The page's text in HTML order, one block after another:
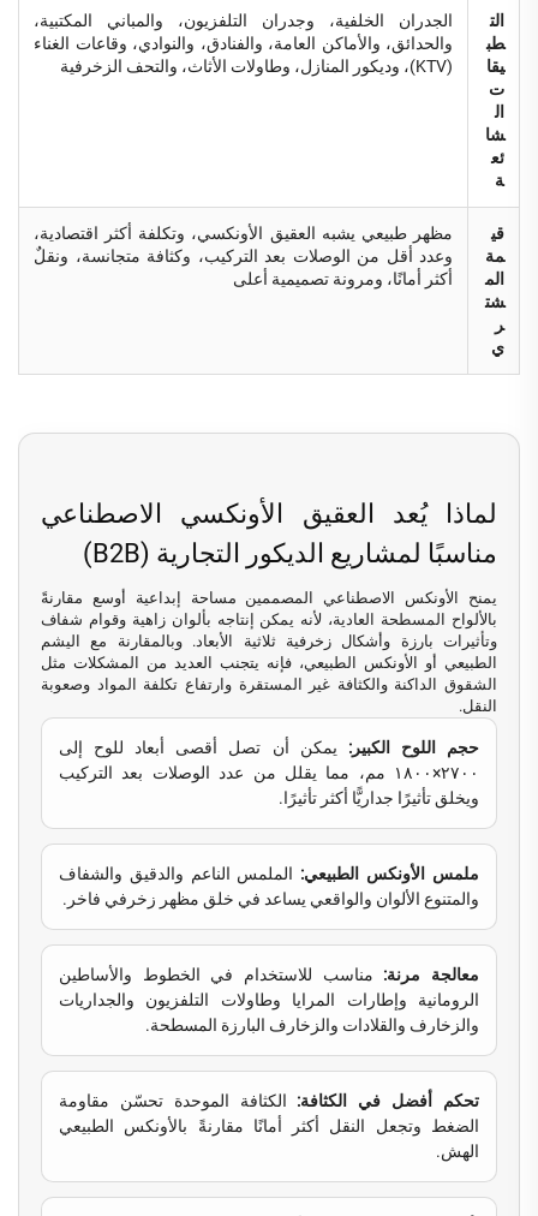
الت
طب
يقا
ت
ال
شا
ئع
ة
الجدران الخلفية، وجدران التلفزيون، والمباني المكتبية،
والحدائق، والأماكن العامة، والفنادق، والنوادي، وقاعات الغناء
(KTV)، وديكور المنازل، وطاولات الأثاث، والتحف الزخرفية
قي
مة
الم
شت
ر
ي
مظهر طبيعي يشبه العقيق الأونكسي، وتكلفة أكثر اقتصادية،
وعدد أقل من الوصلات بعد التركيب، وكثافة متجانسة، ونقلٌ
أكثر أمانًا، ومرونة تصميمية أعلى
لماذا يُعد العقيق الأونكسي الاصطناعي
مناسبًا لمشاريع الديكور التجارية (B2B)
يمنح الأونكس الاصطناعي المصممين مساحة إبداعية أوسع مقارنةً
بالألواح المسطحة العادية، لأنه يمكن إنتاجه بألوان زاهية وقوام شفاف
وتأثيرات بارزة وأشكال زخرفية ثلاثية الأبعاد. وبالمقارنة مع اليشم
الطبيعي أو الأونكس الطبيعي، فإنه يتجنب العديد من المشكلات مثل
الشقوق الداكنة والكثافة غير المستقرة وارتفاع تكلفة المواد وصعوبة
النقل.
حجم اللوح الكبير: يمكن أن تصل أقصى أبعاد للوح إلى
٢٧٠٠×١٨٠٠ مم، مما يقلل من عدد الوصلات بعد التركيب
ويخلق تأثيرًا جداريًّا أكثر تأثيرًا.
ملمس الأونكس الطبيعي: الملمس الناعم والدقيق والشفاف
والمتنوع الألوان والواقعي يساعد في خلق مظهر زخرفي فاخر.
معالجة مرنة: مناسب للاستخدام في الخطوط والأساطين
الرومانية وإطارات المرايا وطاولات التلفزيون والجداريات
والزخارف والقلادات والزخارف البارزة المسطحة.
تحكم أفضل في الكثافة: الكثافة الموحدة تحسّن مقاومة
الضغط وتجعل النقل أكثر أمانًا مقارنةً بالأونكس الطبيعي
الهش.